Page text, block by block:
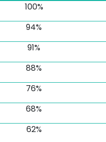
100%
94%
91%
88%
76%
68%
62%